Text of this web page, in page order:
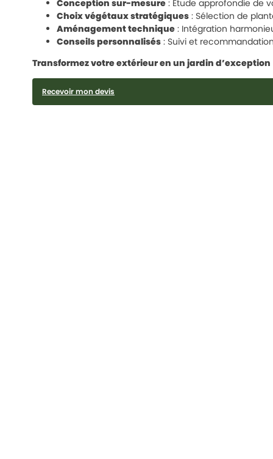
Conception sur-mesure : Étude approfondie de
Choix végétaux stratégiques : Sélection de
Aménagement technique : Intégration
Conseils personnalisés : Suivi et
Transformez votre extérieur en un jardin d’exception
Recevoir mon devis